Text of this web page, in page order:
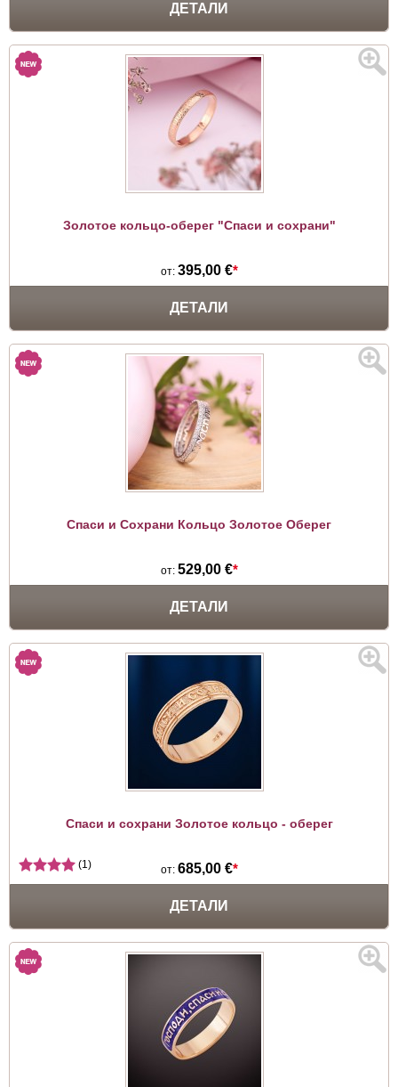
ДЕТАЛИ
Золотое кольцо-оберег "Спаси и сохрани"
от: 395,00 €*
ДЕТАЛИ
Спаси и Сохрани Кольцо Золотое Оберег
от: 529,00 €*
ДЕТАЛИ
Спаси и сохрани Золотое кольцо - оберег
от: 685,00 €*
(1)
ДЕТАЛИ